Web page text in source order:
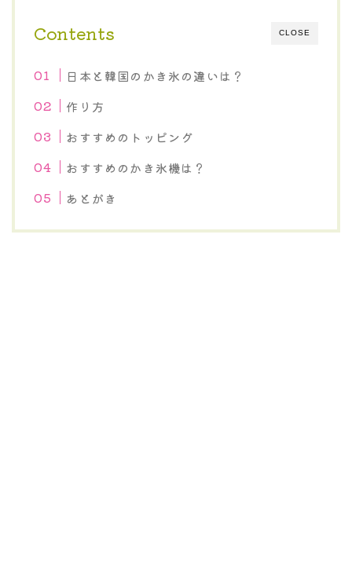
CLOSE
Contents
日本と韓国のかき氷の違いは？
作り方
おすすめのトッピング
おすすめのかき氷機は？
あとがき